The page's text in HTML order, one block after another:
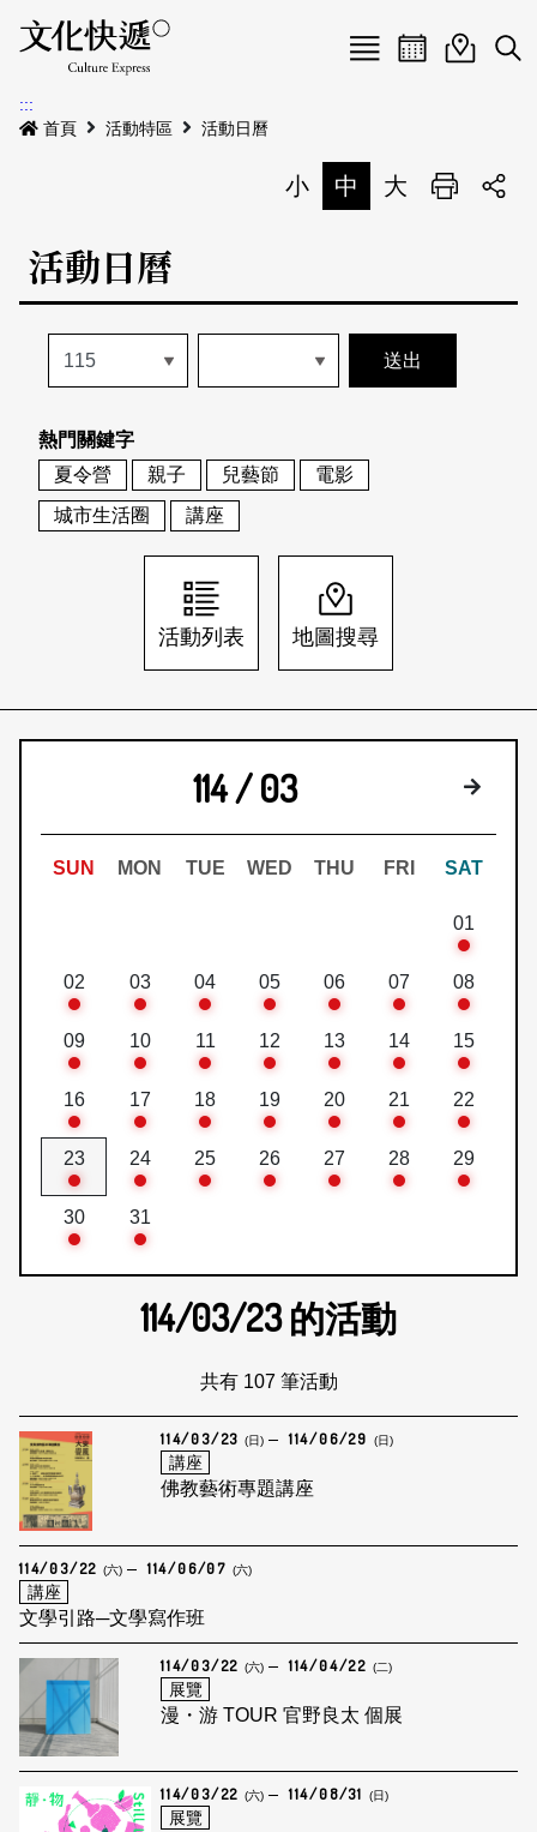
Menu
最新公告
本期專題
歷史專題
活動特區
活動列表
地圖搜尋
關於我們
關於我們
刊物索取地點
會員基本資料
刊登活動
網站導覽 English
日本語 登入/註冊
活動日曆活動地圖
展
:::
首頁
活動特區 活動日曆
小 中 大 列印
活動日曆
熱門關鍵字
夏令營
親子 兒藝節
電影
城市生活圈
講座
活動列表 地圖搜尋
114 / 03 下個月
SUN MON TUE WED THU FRI SAT
01
02 03 04 05 06 07 08
09 10 11 12 13 14 15
16 17 18 19 20 21 22
23 24 25 26 27 28 29
30 31
114/03/23的活動
共有 107 筆活動
114/03/23 (日) 114/06/29 (日)
講座
佛教藝術專題講座
114/03/22 (六) 114/06/07 (六)
講座
文學引路─文學寫作班
114/03/22 (六) 114/04/22 (二)
展覽
漫・游 TOUR 官野良太 個展
114/03/22 (六) 114/08/31 (日)
展覽